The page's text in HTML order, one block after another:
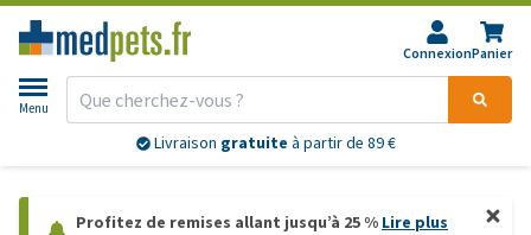
ConnexionPanier
Menu
Livraison gratuite à partir de 89 €
Profitez de remises allant jusqu’à 25 % Lire plus